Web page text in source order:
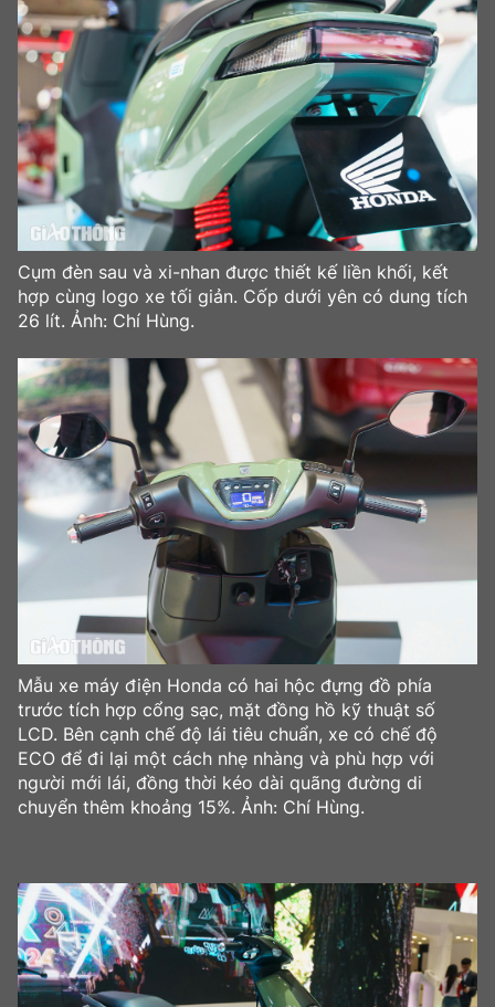
Cụm đèn sau và xi-nhan được thiết kế liền khối, kết
hợp cùng logo xe tối giản. Cốp dưới yên có dung tích
26 lít. Ảnh: Chí Hùng.
Mẫu xe máy điện Honda có hai hộc đựng đồ phía
trước tích hợp cổng sạc, mặt đồng hồ kỹ thuật số
LCD. Bên cạnh chế độ lái tiêu chuẩn, xe có chế độ
ECO để đi lại một cách nhẹ nhàng và phù hợp với
người mới lái, đồng thời kéo dài quãng đường di
chuyển thêm khoảng 15%. Ảnh: Chí Hùng.